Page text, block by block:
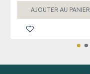
AJOUTER AU PANIER